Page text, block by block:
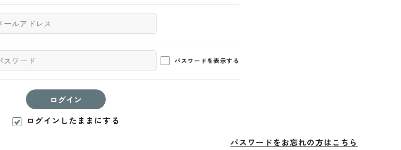
パスワードを表示する
ログインしたままにする
パスワードをお忘れの方はこちら